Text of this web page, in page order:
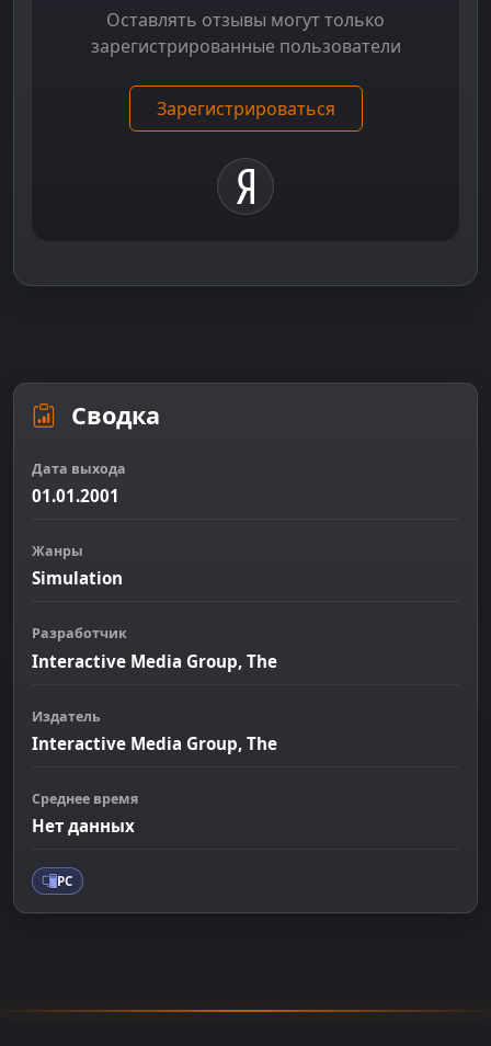
Оставлять отзывы могут только
зарегистрированные пользователи
Зарегистрироваться
Сводка
Дата выхода
01.01.2001
Жанры
Simulation
Разработчик
Interactive Media Group, The
Издатель
Interactive Media Group, The
Среднее время
Нет данных
PC